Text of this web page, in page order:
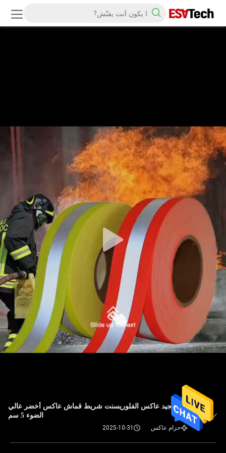
شريط تنجيد عاكس الفلوريسنت شريط قماش عاكس أخضر عالي
الضوء 5 سم
حزام عاكس 2025-10-31